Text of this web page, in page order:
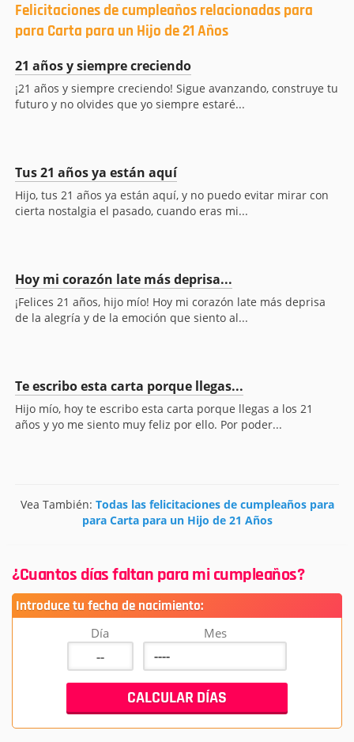
Felicitaciones de cumpleaños relacionadas para
para Carta para un Hijo de 21 Años
21 años y siempre creciendo
¡21 años y siempre creciendo! Sigue avanzando, construye tu
futuro y no olvides que yo siempre estaré...
Tus 21 años ya están aquí
Hijo, tus 21 años ya están aquí, y no puedo evitar mirar con
cierta nostalgia el pasado, cuando eras mi...
Hoy mi corazón late más deprisa...
¡Felices 21 años, hijo mío! Hoy mi corazón late más deprisa
de la alegría y de la emoción que siento al...
Te escribo esta carta porque llegas...
Hijo mío, hoy te escribo esta carta porque llegas a los 21
años y yo me siento muy feliz por ello. Por poder...
Vea También: Todas las felicitaciones de cumpleaños para
para Carta para un Hijo de 21 Años
¿Cuantos días faltan para mi cumpleaños?
Introduce tu fecha de nacimiento:
Día Mes